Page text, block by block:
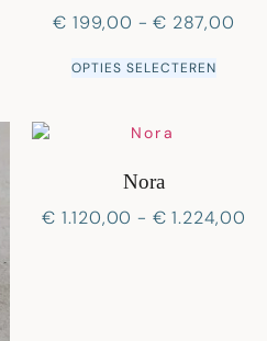
€ 199,00 - € 287,00
OPTIES SELECTEREN
Nora
€ 1.120,00 - € 1.224,00